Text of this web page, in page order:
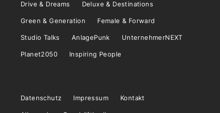
Drive & Dreams Deluxe & Destinations
Green & Generation Female & Forward
Studio Talks AnlagePunk UnternehmerNEXT
Planet2050 Inspiring People
Datenschutz Impressum Kontakt